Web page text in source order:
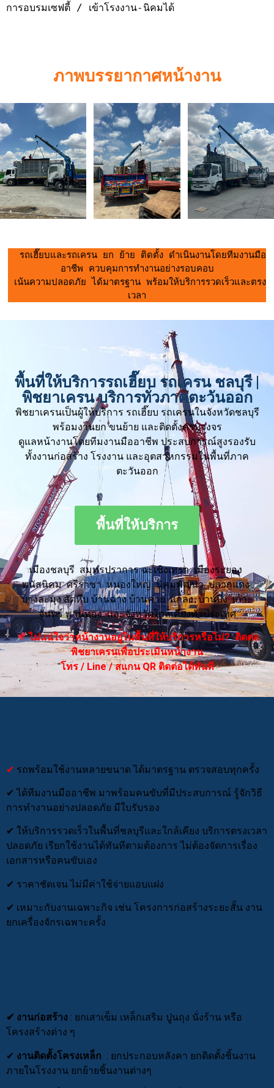
การอบรมเซฟตี้ / เข้าโรงงาน-นิคมได้
ภาพบรรยากาศหน้างาน
รถเฮี๊ยบและรถเครน ยก ย้าย ติดตั้ง ดำเนินงานโดยทีมงานมือ
อาชีพ ควบคุมการทำงานอย่างรอบคอบ
เวลา
พื้นที่ให้บริการรถเฮี๊ยบ รถเครน ชลบุรี |
พิชยาเครน บริการทั่วภาคตะวันออก
พิชยาเครนเป็นผู้ให้บริการ รถเฮี๊ยบ รถเครนในจังหวัดชลบุรี
พร้อมงานยก ขนย้าย และติดตั้งครบวงจร
ดูแลหน้างานโดยทีมงานมืออาชีพ ประสบการณ์สูงรองรับ
ทั้งงานก่อสร้าง โรงงาน และอุตสาหกรรมในพื้นที่ภาค
ตะวันออก
พื้นที่ให้บริการ
เมืองชลบุรี สมุทรปราการ ฉะเชิงเทรา เมืองระยอง
พนัสนิคม ศรีราชา หนองใหญ่ นิคมพัฒนา ปลวกแดง
บางละมุง สัตหีบ บ้านฉาง บ้านค่าย แกลง บ้านบึง เกาะ
จันทร์ พานทอง และจังหวัดใกล้เคียงทั่วประเทศ
ไม่แน่ใจว่าหน้างานอยู่ในพื้นที่ให้บริการหรือไม่? ติดต่อ
พิชยาเครนเพื่อประเมินหน้างาน
โทร / Line / สแกน QR ติดต่อได้ทันที
✔ รถพร้อมใช้งานหลายขนาด ได้มาตรฐาน ตรวจสอบทุกครั้ง
✔ ได้ทีมงานมืออาชีพ มาพร้อมคนขับที่มีประสบการณ์ รู้จักวิธี
การทำงานอย่างปลอดภัย มีใบรับรอง
✔ ให้บริการรวดเร็วในพื้นที่ชลบุรีและใกล้เคียง บริการตรงเวลา
ปลอดภัย เรียกใช้งานได้ทันทีตามต้องการ ไม่ต้องจัดการเรื่อง
เอกสารหรือคนขับเอง
✔ ราคาชัดเจน ไม่มีค่าใช้จ่ายแอบแฝง
✔ เหมาะกับงานเฉพาะกิจ เช่น โครงการก่อสร้างระยะสั้น งาน
ยกเครื่องจักรเฉพาะครั้ง
✔ งานก่อสร้าง : ยกเสาเข็ม เหล็กเสริม ปูนถุง นั่งร้าน หรือ
โครงสร้างต่าง ๆ
✔ งานติดตั้งโครงเหล็ก : ยกประกอบหลังคา ยกติดตั้งชิ้นงาน
ภายในโรงงาน ยกย้ายชิ้นงานต่างๆ